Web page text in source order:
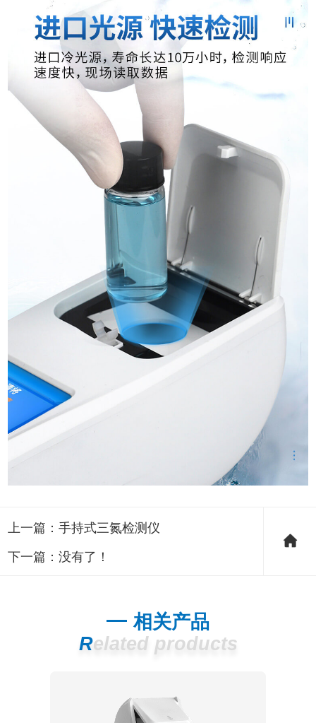
上一篇：手持式三氮检测仪
下一篇：没有了！
相关产品
Related products